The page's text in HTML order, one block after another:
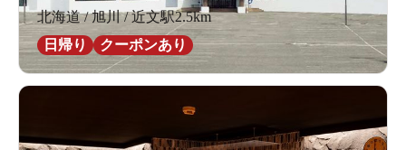
北海道 / 旭川 / 近文駅2.5km
日帰り
クーポンあり